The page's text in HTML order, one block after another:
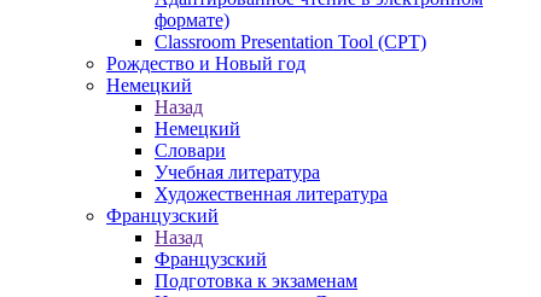
формате)
Classroom Presentation Tool (CPT)
Рождество и Новый год
Немецкий
Назад
Немецкий
Словари
Учебная литература
Художественная литература
Французский
Назад
Французский
Подготовка к экзаменам